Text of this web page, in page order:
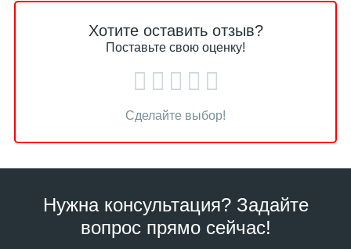
Хотите оставить отзыв?
Поставьте свою оценку!
Сделайте выбор!
Нужна консультация? Задайте
вопрос прямо сейчас!